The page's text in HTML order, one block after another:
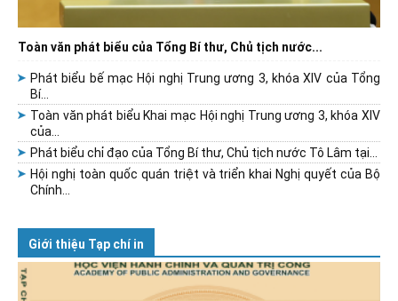
Toàn văn phát biểu của Tổng Bí thư, Chủ tịch nước...
Phát biểu bế mạc Hội nghị Trung ương 3, khóa XIV của Tổng
Bí...
Toàn văn phát biểu Khai mạc Hội nghị Trung ương 3, khóa XIV
của...
Phát biểu chỉ đạo của Tổng Bí thư, Chủ tịch nước Tô Lâm tại...
Hội nghị toàn quốc quán triệt và triển khai Nghị quyết của Bộ
Chính...
Giới thiệu Tạp chí in